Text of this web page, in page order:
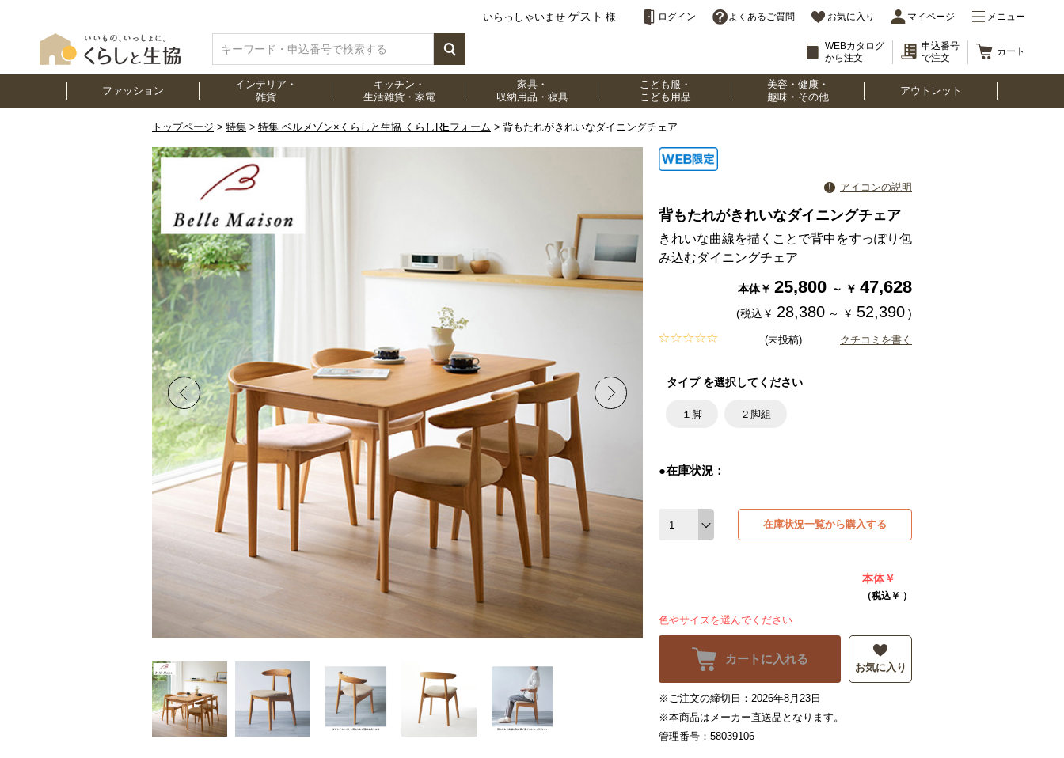
いらっしゃいませ ゲスト 様 ログイン よくあるご質問 お気に入り マイページ メニュー
WEBカタログ
から注文
申込番号
で注文
カート
ファッション
インテリア・
雑貨
キッチン・
生活雑貨・家電
家具・
収納用品・寝具
こども服・
こども用品
美容・健康・
趣味・その他
アウトレット
トップページ 特集 特集 ベルメゾン×くらしと生協 くらしREフォーム 背もたれがきれいなダイニングチェア
アイコンの説明
背もたれがきれいなダイニングチェア
きれいな曲線を描くことで背中をすっぽり包
み込むダイニングチェア
本体￥ 25,800 ～ ￥ 47,628
(税込￥ 28,380 ～ ￥ 52,390 )
(未投稿) クチコミを書く
タイプ を選択してください
１脚 ２脚組
●在庫状況：
在庫状況一覧から購入する
本体￥
（税込￥ ）
色やサイズを選んでください
カートに入れる
お気に入り
※ご注文の締切日：2026年8月23日
※本商品はメーカー直送品となります。
管理番号：58039106